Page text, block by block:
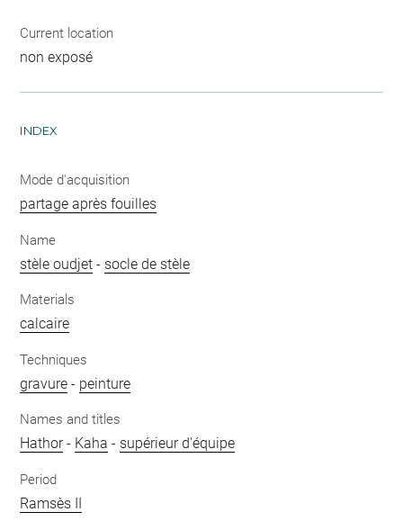
Current location
non exposé
INDEX
Mode d'acquisition
partage après fouilles
Name
stèle oudjet - socle de stèle
Materials
calcaire
Techniques
gravure - peinture
Names and titles
Hathor- Kaha - supérieur d'équipe
Period
Ramsès II